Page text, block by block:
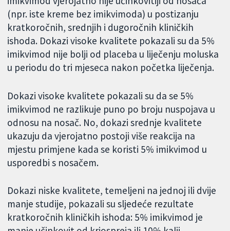
(npr. iste kreme bez imikvimoda) u postizanju
kratkoročnih, srednjih i dugoročnih kliničkih
ishoda. Dokazi visoke kvalitete pokazali su da 5%
imikvimod nije bolji od placeba u liječenju moluska
u periodu do tri mjeseca nakon početka liječenja.
Dokazi visoke kvalitete pokazali su da se 5%
imikvimod ne razlikuje puno po broju nuspojava u
odnosu na nosač. No, dokazi srednje kvalitete
ukazuju da vjerojatno postoji više reakcija na
mjestu primjene kada se koristi 5% imikvimod u
usporedbi s nosačem.
Dokazi niske kvalitete, temeljeni na jednoj ili dvije
manje studije, pokazali su sljedeće rezultate
kratkoročnih kliničkih ishoda: 5% imikvimod je